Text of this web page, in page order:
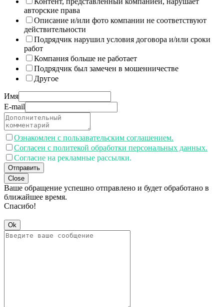
авторские права
Описание и/или фото компании не соответствуют
действительности
Подрядчик нарушил условия договора и/или сроки
работ
Компания больше не работает
Подрядчик был замечен в мошенничестве
Другое
Имя
E-mail
Ознакомлен с пользавательским соглашением.
Согласен с политекой обработки персональных данных.
Согласие на рекламные рассылки.
Отправить
Close
Ваше обращение успешно отправлено и будет обработано в
ближайшее время.
Спасибо!
Ok